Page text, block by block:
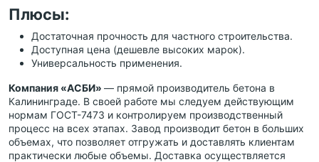
Плюсы:
Достаточная прочность для частного строительства.
Доступная цена (дешевле высоких марок).
Универсальность применения.
Компания «АСБИ» — прямой производитель бетона в
Калининграде. В своей работе мы следуем действующим
нормам ГОСТ-7473 и контролируем производственный
процесс на всех этапах. Завод производит бетон в больших
объемах, что позволяет отгружать и доставлять клиентам
практически любые объемы. Доставка осуществляется